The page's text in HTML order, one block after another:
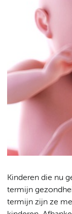
Kinderen die nu
termijn
termijn zijn ze